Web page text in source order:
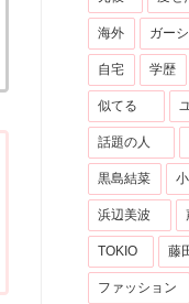
海外 ガー
自宅 学歴
似てる
話題の人
黒島結菜
浜辺美波
TOKIO 藤
ファッション